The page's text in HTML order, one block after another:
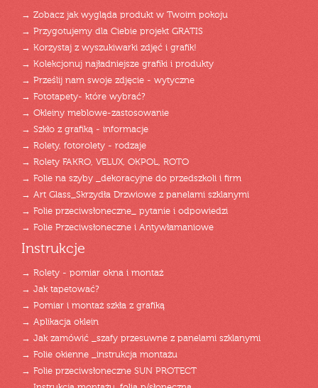
→ Zobacz jak wygląda produkt w Twoim pokoju
→ Przygotujemy dla Ciebie projekt GRATIS
→ Korzystaj z wyszukiwarki zdjęć i grafik!
→ Kolekcjonuj najładniejsze grafiki i produkty
→ Prześlij nam swoje zdjęcie - wytyczne
→ Fototapety- które wybrać?
→ Okleiny meblowe-zastosowanie
→ Szkło z grafiką - informacje
→ Rolety, fotorolety - rodzaje
→ Rolety FAKRO, VELUX, OKPOL, ROTO
→ Folie na szyby _dekoracyjne do przedszkoli i firm
→ Art Glass_Skrzydła Drzwiowe z panelami szklanymi
→ Folie przeciwsłoneczne_ pytanie i odpowiedzi
→ Folie Przeciwsłoneczne i Antywłamaniowe
Instrukcje
→ Rolety - pomiar okna i montaż
→ Jak tapetować?
→ Pomiar i montaż szkła z grafiką
→ Aplikacja oklein
→ Jak zamówić _szafy przesuwne z panelami szklanymi
→ Folie okienne _instrukcja montażu
→ Folie przeciwsłoneczne SUN PROTECT